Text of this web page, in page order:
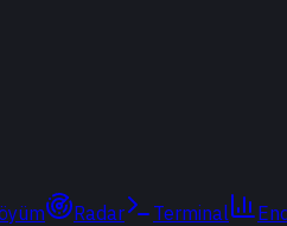
Radar Terminal